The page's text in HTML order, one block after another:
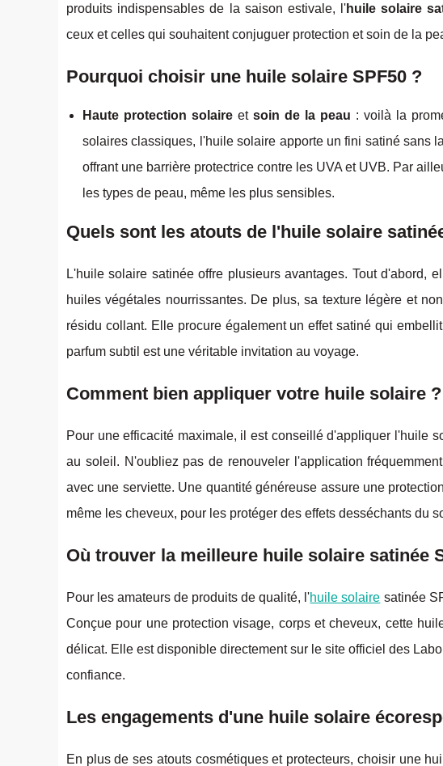
produits indispensables de la saison estivale, l'huile solaire
ceux et celles qui souhaitent conjuguer protection et soin de la
Pourquoi choisir une huile solaire SPF50 ?
Haute protection solaire et soin de la peau : voilà la
solaires classiques, l'huile solaire apporte un fini satiné sans
offrant une barrière protectrice contre les UVA et UVB. Par
les types de peau, même les plus sensibles.
Quels sont les atouts de l'huile solaire
L'huile solaire satinée offre plusieurs avantages. Tout d'abord,
huiles végétales nourrissantes. De plus, sa texture légère et
résidu collant. Elle procure également un effet satiné qui
parfum subtil est une véritable invitation au voyage.
Comment bien appliquer votre huile solaire ?
Pour une efficacité maximale, il est conseillé d'appliquer l'huile
au soleil. N'oubliez pas de renouveler l'application
avec une serviette. Une quantité généreuse assure une
même les cheveux, pour les protéger des effets desséchants du
Où trouver la meilleure huile solaire satinée
Pour les amateurs de produits de qualité, l'huile solaire satinée
Conçue pour une protection visage, corps et cheveux, cette
délicat. Elle est disponible directement sur le site officiel des
confiance.
Les engagements d'une huile solaire
En plus de ses atouts cosmétiques et protecteurs, choisir une